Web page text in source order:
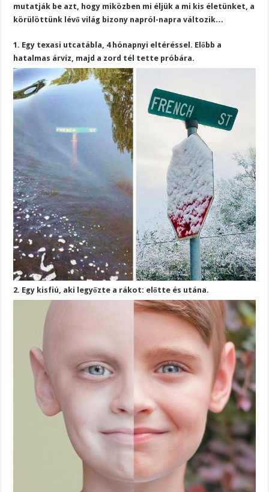
mutatják be azt, hogy miközben mi éljük a mi kis életünket, a
körülöttünk lévő világ bizony napról-napra változik…
1. Egy texasi utcatábla, 4 hónapnyi eltéréssel. Előbb a
hatalmas árvíz, majd a zord tél tette próbára.
2. Egy kisfiú, aki legyőzte a rákot: előtte és utána.